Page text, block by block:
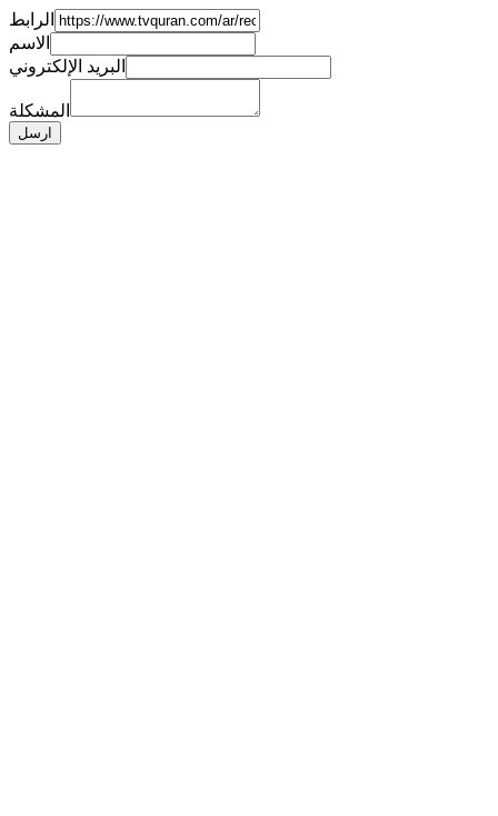
الرابط
الاسم
البريد الإلكتروني
المشكلة
ارسل